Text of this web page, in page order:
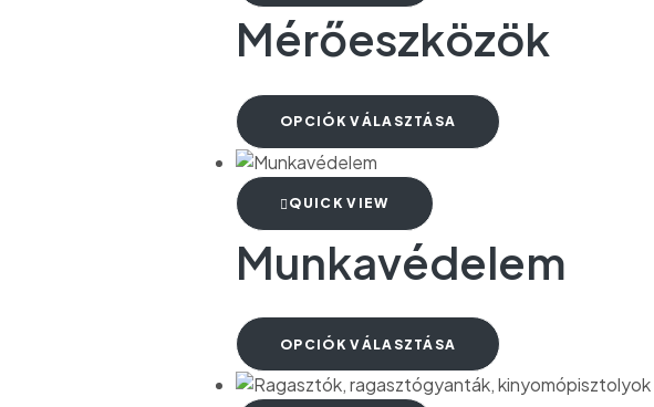
Mérőeszközök
OPCIÓK VÁLASZTÁSA
QUICK VIEW
Munkavédelem
OPCIÓK VÁLASZTÁSA